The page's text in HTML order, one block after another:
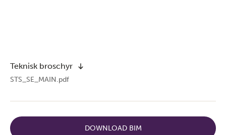
Teknisk broschyr
STS_SE_MAIN.pdf
DOWNLOAD BIM